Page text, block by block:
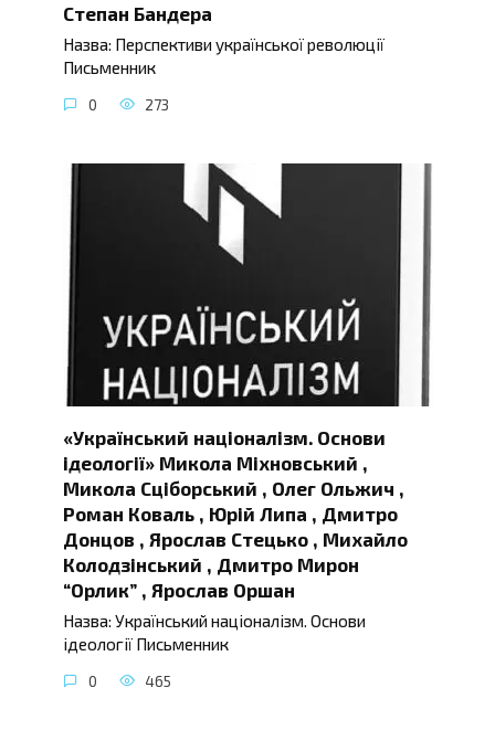
Степан Бандера
Назва: Перспективи української революції
Письменник
0 273
«Український націоналізм. Основи
ідеології» Микола Міхновський ,
Микола Сціборський , Олег Ольжич ,
Роман Коваль , Юрій Липа , Дмитро
Донцов , Ярослав Стецько , Михайло
Колодзінський , Дмитро Мирон
“Орлик” , Ярослав Оршан
Назва: Український націоналізм. Основи
ідеології Письменник
0 465